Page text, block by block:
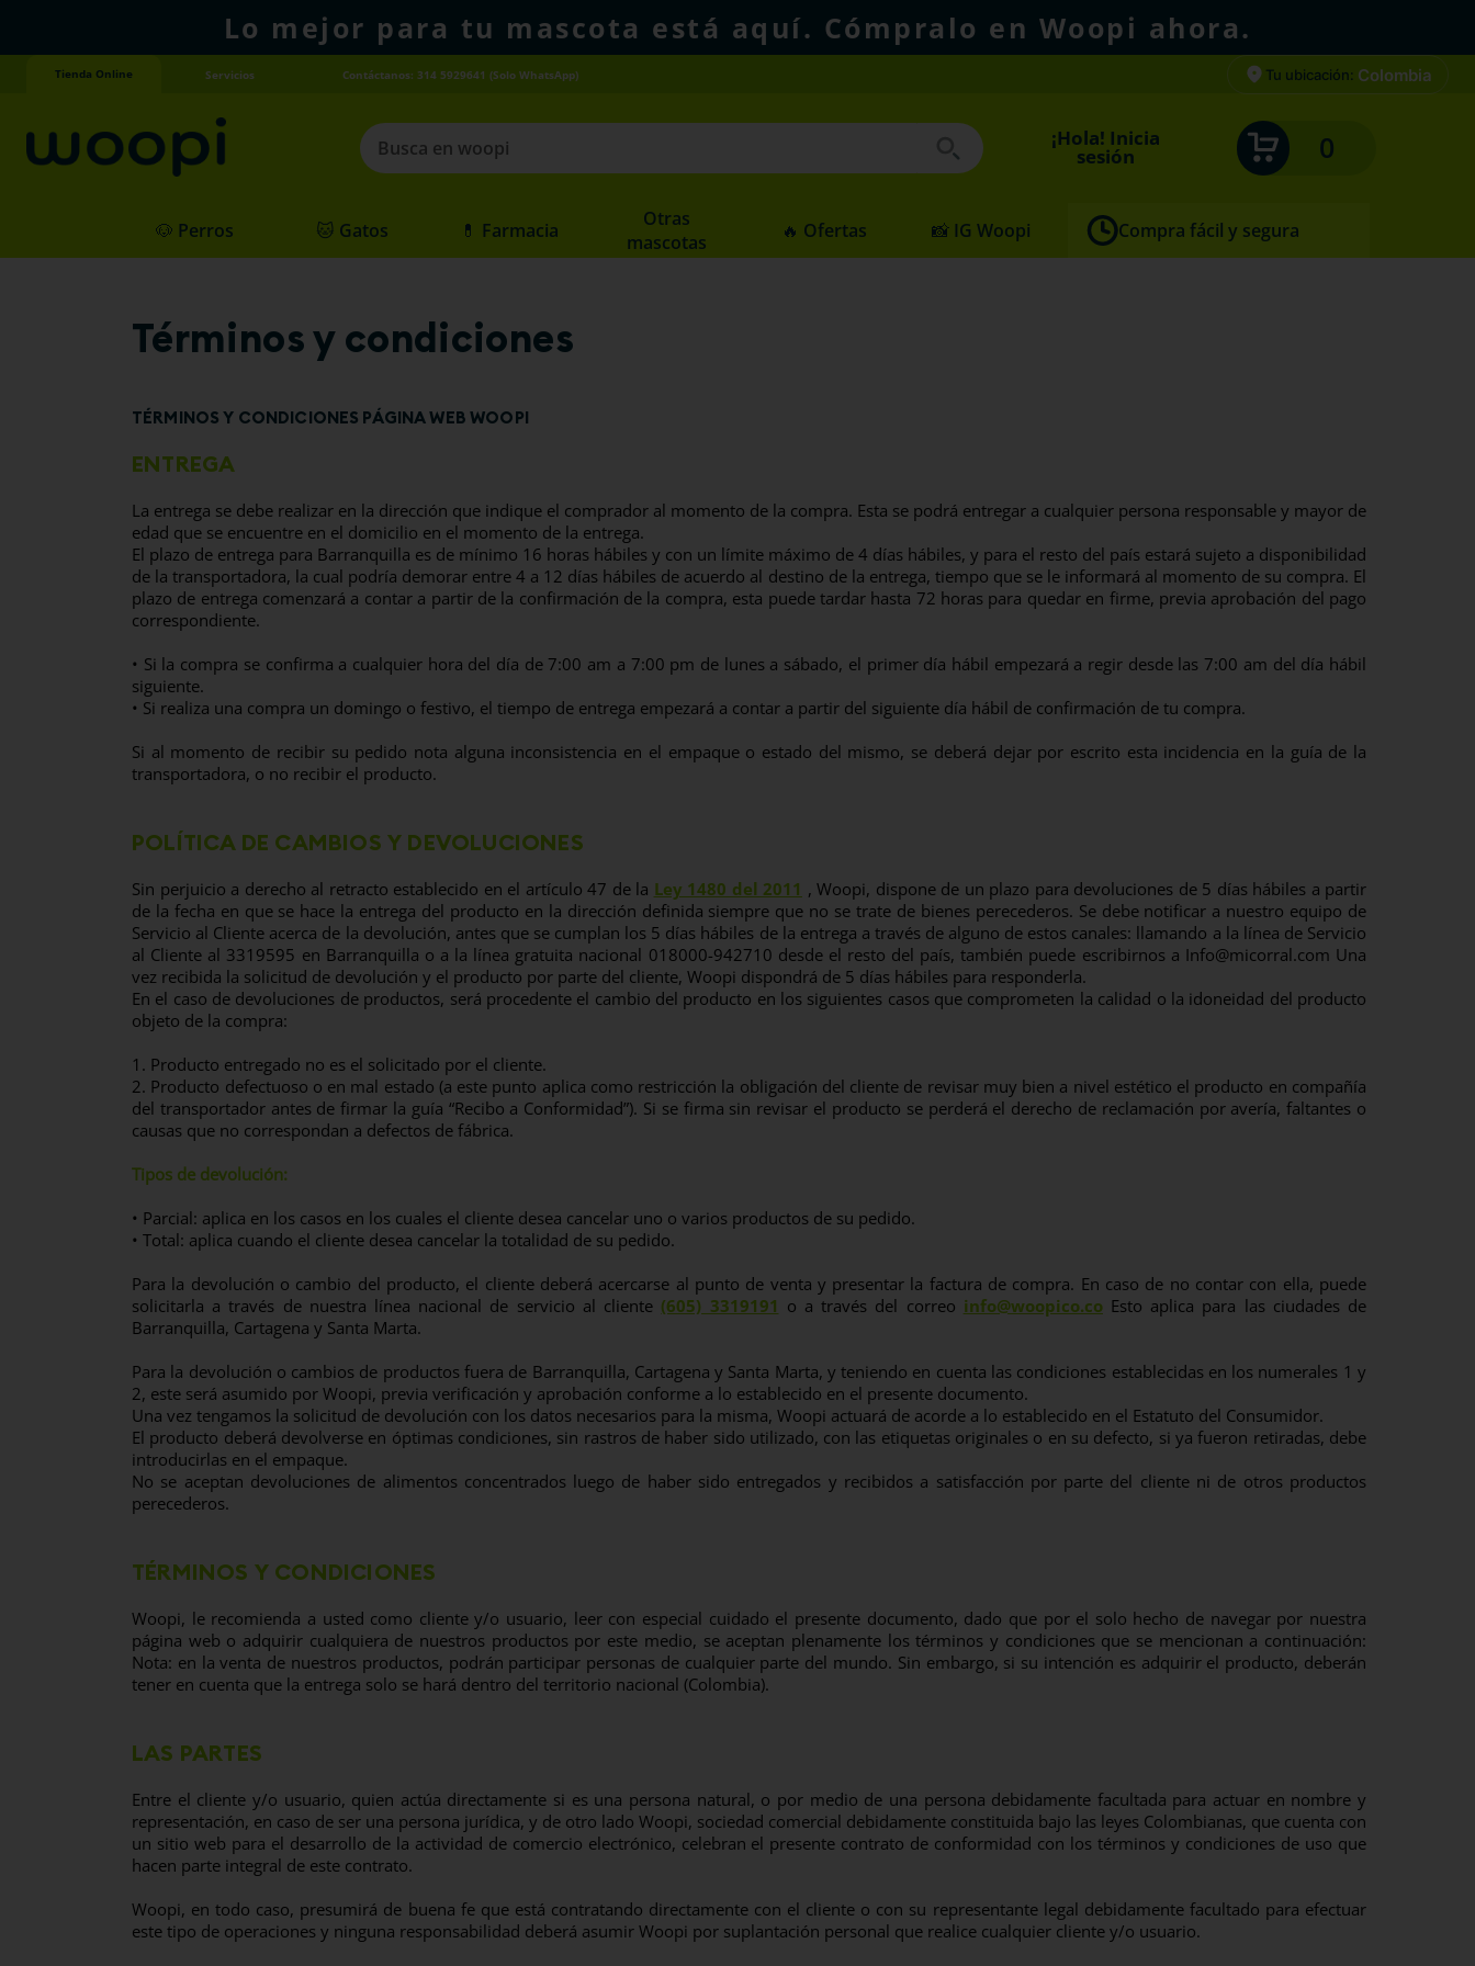
Lo mejor para tu mascota está aquí. Cómpralo en Woopi ahora.
Tienda Online Servicios Contáctanos: 314 5929641 (Solo WhatsApp) Tu ubicación: Colombia
Busca en woopi
1
agility gold
nexgard
4 . royal canin
¡Hola! Inicia
sesión 0
🐶 Perros 🐱 Gatos 💊 Farmacia
Otras
mascotas
🔥 Ofertas 📸 IG Woopi Compra fácil y segura
Términos y condiciones
TÉRMINOS Y CONDICIONES PÁGINA WEB WOOPI
ENTREGA
La entrega se debe realizar en la dirección que indique el comprador al momento de la compra. Esta se podrá entregar a cualquier persona responsable y mayor de
edad que se encuentre en el domicilio en el momento de la entrega.
El plazo de entrega para Barranquilla es de mínimo 16 horas hábiles y con un límite máximo de 4 días hábiles, y para el resto del país estará sujeto a disponibilidad
de la transportadora, la cual podría demorar entre 4 a 12 días hábiles de acuerdo al destino de la entrega, tiempo que se le informará al momento de su compra. El
plazo de entrega comenzará a contar a partir de la confirmación de la compra, esta puede tardar hasta 72 horas para quedar en firme, previa aprobación del pago
correspondiente.
• Si la compra se confirma a cualquier hora del día de 7:00 am a 7:00 pm de lunes a sábado, el primer día hábil empezará a regir desde las 7:00 am del día hábil
siguiente.
• Si realiza una compra un domingo o festivo, el tiempo de entrega empezará a contar a partir del siguiente día hábil de confirmación de tu compra.
Si al momento de recibir su pedido nota alguna inconsistencia en el empaque o estado del mismo, se deberá dejar por escrito esta incidencia en la guía de la
transportadora, o no recibir el producto.
POLÍTICA DE CAMBIOS Y DEVOLUCIONES
Sin perjuicio a derecho al retracto establecido en el artículo 47 de la Ley 1480 del 2011 , Woopi, dispone de un plazo para devoluciones de 5 días hábiles a partir
de la fecha en que se hace la entrega del producto en la dirección definida siempre que no se trate de bienes perecederos. Se debe notificar a nuestro equipo de
Servicio al Cliente acerca de la devolución, antes que se cumplan los 5 días hábiles de la entrega a través de alguno de estos canales: llamando a la línea de Servicio
al Cliente al 3319595 en Barranquilla o a la línea gratuita nacional 018000-942710 desde el resto del país, también puede escribirnos a Info@micorral.com Una
vez recibida la solicitud de devolución y el producto por parte del cliente, Woopi dispondrá de 5 días hábiles para responderla.
En el caso de devoluciones de productos, será procedente el cambio del producto en los siguientes casos que comprometen la calidad o la idoneidad del producto
objeto de la compra:
1. Producto entregado no es el solicitado por el cliente.
2. Producto defectuoso o en mal estado (a este punto aplica como restricción la obligación del cliente de revisar muy bien a nivel estético el producto en compañía
del transportador antes de firmar la guía “Recibo a Conformidad”). Si se firma sin revisar el producto se perderá el derecho de reclamación por avería, faltantes o
causas que no correspondan a defectos de fábrica.
Tipos de devolución:
• Parcial: aplica en los casos en los cuales el cliente desea cancelar uno o varios productos de su pedido.
• Total: aplica cuando el cliente desea cancelar la totalidad de su pedido.
Para la devolución o cambio del producto, el cliente deberá acercarse al punto de venta y presentar la factura de compra. En caso de no contar con ella, puede
solicitarla a través de nuestra línea nacional de servicio al cliente (605) 3319191 o a través del correo info@woopico.coEsto aplica para las ciudades de
Barranquilla, Cartagena y Santa Marta.
Para la devolución o cambios de productos fuera de Barranquilla, Cartagena y Santa Marta, y teniendo en cuenta las condiciones establecidas en los numerales 1 y
2, este será asumido por Woopi, previa verificación y aprobación conforme a lo establecido en el presente documento.
Una vez tengamos la solicitud de devolución con los datos necesarios para la misma, Woopi actuará de acorde a lo establecido en el Estatuto del Consumidor.
El producto deberá devolverse en óptimas condiciones, sin rastros de haber sido utilizado, con las etiquetas originales o en su defecto, si ya fueron retiradas, debe
introducirlas en el empaque.
No se aceptan devoluciones de alimentos concentrados luego de haber sido entregados y recibidos a satisfacción por parte del cliente ni de otros productos
perecederos.
TÉRMINOS Y CONDICIONES
Woopi, le recomienda a usted como cliente y/o usuario, leer con especial cuidado el presente documento, dado que por el solo hecho de navegar por nuestra
página web o adquirir cualquiera de nuestros productos por este medio, se aceptan plenamente los términos y condiciones que se mencionan a continuación:
Nota: en la venta de nuestros productos, podrán participar personas de cualquier parte del mundo. Sin embargo, si su intención es adquirir el producto, deberán
tener en cuenta que la entrega solo se hará dentro del territorio nacional (Colombia).
LAS PARTES
Entre el cliente y/o usuario, quien actúa directamente si es una persona natural, o por medio de una persona debidamente facultada para actuar en nombre y
representación, en caso de ser una persona jurídica, y de otro lado Woopi, sociedad comercial debidamente constituida bajo las leyes Colombianas, que cuenta con
un sitio web para el desarrollo de la actividad de comercio electrónico, celebran el presente contrato de conformidad con los términos y condiciones de uso que
hacen parte integral de este contrato.
Woopi, en todo caso, presumirá de buena fe que está contratando directamente con el cliente o con su representante legal debidamente facultado para efectuar
este tipo de operaciones y ninguna responsabilidad deberá asumir Woopi por suplantación personal que realice cualquier cliente y/o usuario.